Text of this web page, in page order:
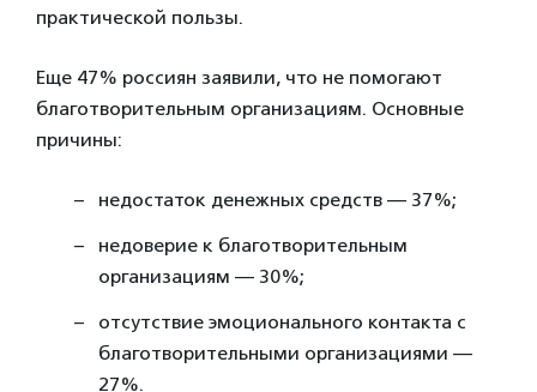
практической пользы.
Еще 47% россиян заявили, что не помогают
благотворительным организациям. Основные
причины:
недостаток денежных средств — 37%;
недоверие к благотворительным
организациям — 30%;
отсутствие эмоционального контакта с
благотворительными организациями —
27%.